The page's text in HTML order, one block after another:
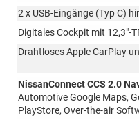
2 x USB-Eingänge (Typ C)
Digitales Cockpit mit 12,3"-
Drahtloses Apple CarPlay
NissanConnect CCS 2.0
Automotive Google Maps,
PlayStore, Over-the-air